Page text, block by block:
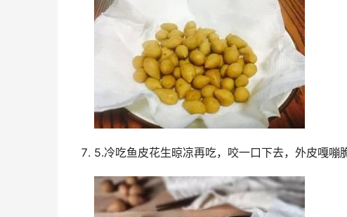
5.冷吃鱼皮花生晾凉再吃，咬一口下去，外皮嘎嘣